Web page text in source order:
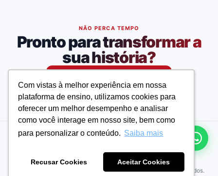
Com vistas à melhor experiência em nossa
plataforma de ensino, utilizamos cookies para
oferecer um melhor desempenho e analisar
como você interage em nosso site, bem como
para personalizar o conteúdo. Saiba mais
Recusar Cookies Aceitar Cookies
Com vistas à melhor experiência em nossa
plataforma de ensino, utilizamos cookies para
oferecer um melhor desempenho e analisar
como você interage em nosso site, bem como
para personalizar o conteúdo. Saiba mais
Recusar Cookies Aceitar Cookies
NÃO PERCA TEMPO
Pronto para transformar a
sua história?
© 2026 Andresan - Cursos e Concursos. Todos os direitos reservados.